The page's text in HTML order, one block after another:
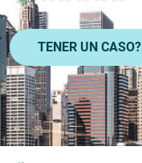
TENER UN CASO?